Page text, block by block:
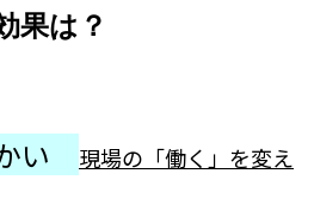
果は？
い
現場の「働く」を変え